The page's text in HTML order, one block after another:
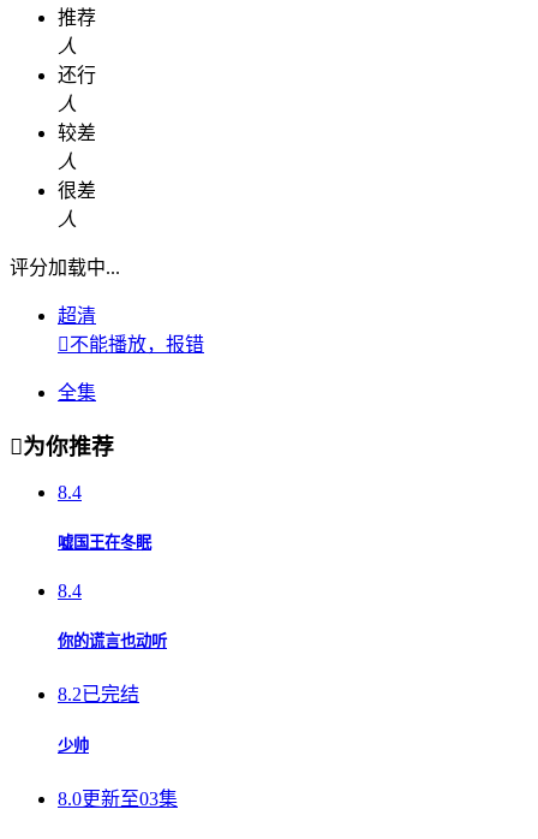
推荐
人
还行
人
较差
人
很差
人
评分加载中...
超清
不能播放，报错
全集
为你推荐
8.4
嘘国王在冬眠
8.4
你的谎言也动听
8.2已完结
少帅
8.0更新至03集